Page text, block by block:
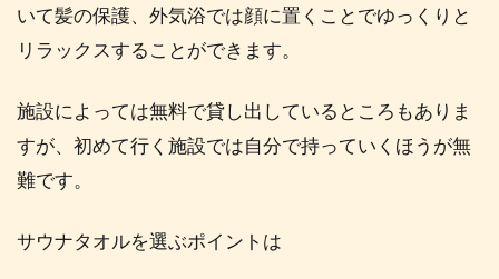
1.3
ール
1.4
シャ
ンプ
ー、
ス、
いて髪の保護、外気浴では顔に置くことでゆっくりと
リラックスすることができます。
施設によっては無料で貸し出しているところもありま
すが、初めて行く施設では自分で持っていくほうが無
難です。
サウナタオルを選ぶポイントは